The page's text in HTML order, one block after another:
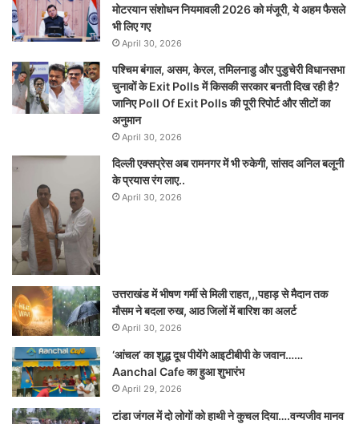
मोटरयान संशोधन नियमावली 2026 को मंजूरी, ये अहम फैसले
भी लिए गए
April 30, 2026
पश्चिम बंगाल, असम, केरल, तमिलनाडु और पुडुचेरी विधानसभा
चुनावों के Exit Polls में किसकी सरकार बनती दिख रही है?
जानिए Poll Of Exit Polls की पूरी रिपोर्ट और सीटों का
अनुमान
April 30, 2026
दिल्ली एक्सप्रेस अब रामनगर में भी रुकेगी, सांसद अनिल बलूनी
के प्रयास रंग लाए..
April 30, 2026
उत्तराखंड में भीषण गर्मी से मिली राहत,,,पहाड़ से मैदान तक
मौसम ने बदला रुख, आठ जिलों में बारिश का अलर्ट
April 30, 2026
‘आंचल’ का शुद्ध दूध पीयेंगे आइटीबीपी के जवान……
Aanchal Cafe का हुआ शुभारंभ
April 29, 2026
टांडा जंगल में दो लोगों को हाथी ने कुचल दिया….वन्यजीव मानव